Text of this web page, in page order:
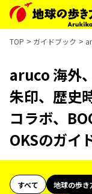
TOP ガイドブック
aruco 海外
朱印、歴史
コラボ、
OKSのガイ
すべて 地球の歩き